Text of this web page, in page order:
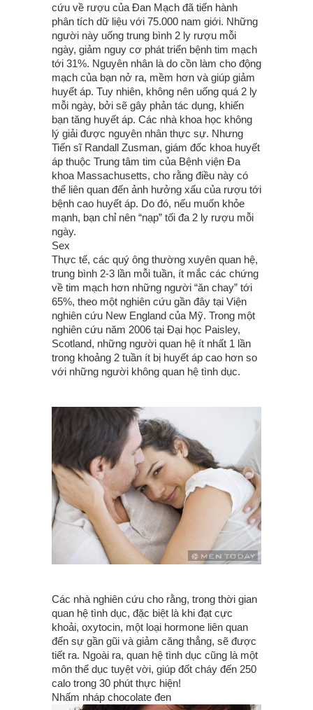
cứu về rượu của Đan Mạch đã tiến hành
phân tích dữ liệu với 75.000 nam giới. Những
người này uống trung bình 2 ly rượu mỗi
ngày, giảm nguy cơ phát triển bệnh tim mạch
tới 31%. Nguyên nhân là do cồn làm cho động
mạch của bạn nở ra, mềm hơn và giúp giảm
huyết áp. Tuy nhiên, không nên uống quá 2 ly
mỗi ngày, bởi sẽ gây phản tác dụng, khiến
bạn tăng huyết áp. Các nhà khoa học không
lý giải được nguyên nhân thực sự. Nhưng
Tiến sĩ Randall Zusman, giám đốc khoa huyết
áp thuộc Trung tâm tim của Bệnh viện Đa
khoa Massachusetts, cho rằng điều này có
thể liên quan đến ảnh hưởng xấu của rượu tới
bệnh cao huyết áp. Do đó, nếu muốn khỏe
mạnh, bạn chỉ nên “nạp” tối đa 2 ly rượu mỗi
ngày.
Sex
Thực tế, các quý ông thường xuyên quan hệ,
trung bình 2-3 lần mỗi tuần, ít mắc các chứng
về tim mạch hơn những người “ăn chay” tới
65%, theo một nghiên cứu gần đây tại Viện
nghiên cứu New England của Mỹ. Trong một
nghiên cứu năm 2006 tại Đại học Paisley,
Scotland, những người quan hệ ít nhất 1 lần
trong khoảng 2 tuần ít bị huyết áp cao hơn so
với những người không quan hệ tình dục.
Các nhà nghiên cứu cho rằng, trong thời gian
quan hệ tình dục, đặc biệt là khi đạt cực
khoải, oxytocin, một loại hormone liên quan
đến sự gần gũi và giảm căng thẳng, sẽ được
tiết ra. Ngoài ra, quan hệ tình dục cũng là một
môn thể dục tuyệt vời, giúp đốt cháy đến 250
calo trong 30 phút thực hiện!
Nhấm nháp chocolate đen